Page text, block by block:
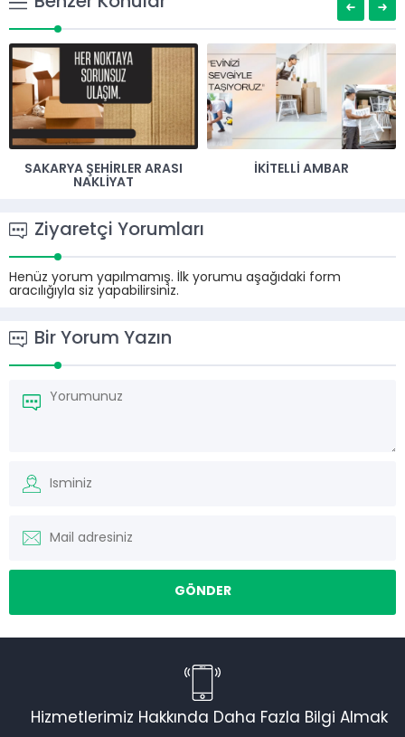
SAKARYA ŞEHIRLER ARASI
NAKLIYAT
İKITELLI AMBAR
Ziyaretçi Yorumları
Henüz yorum yapılmamış. İlk yorumu aşağıdaki form
aracılığıyla siz yapabilirsiniz.
Bir Yorum Yazın
Hizmetlerimiz Hakkında Daha Fazla Bilgi Almak